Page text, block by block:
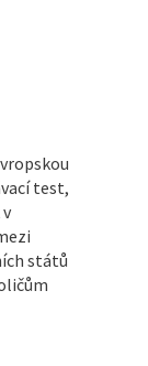
test,
států